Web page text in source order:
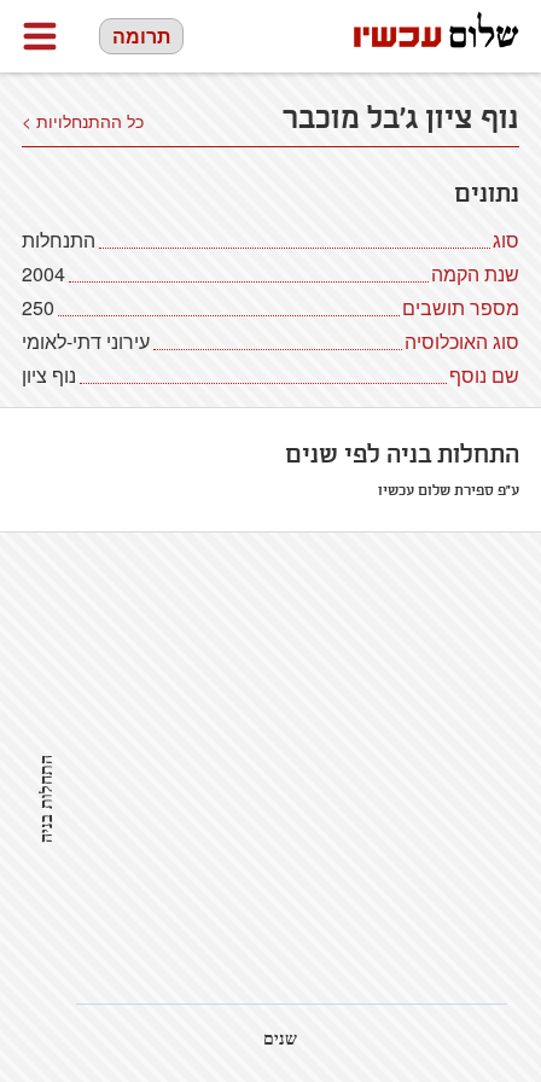
תרומה
נוף ציון ג'בל מוכבר כל ההתנחלויות >
נתונים
סוג
התנחלות
שנת הקמה
2004
מספר תושבים
250
סוג האוכלוסיה
עירוני דתי-לאומי
שם נוסף
נוף ציון
התחלות בניה לפי שנים
ע"פ ספירת שלום עכשיו
שנים
התחלות בניה